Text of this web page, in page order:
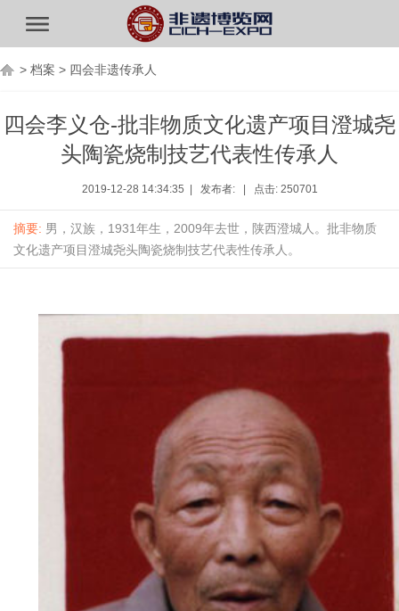
> 档案 > 四会非遗传承人
四会李义仓-批非物质文化遗产项目澄城尧
头陶瓷烧制技艺代表性传承人
2019-12-28 14:34:35 | 发布者: | 点击: 250701
摘要: 男，汉族，1931年生，2009年去世，陕西澄城人。批非物质
文化遗产项目澄城尧头陶瓷烧制技艺代表性传承人。